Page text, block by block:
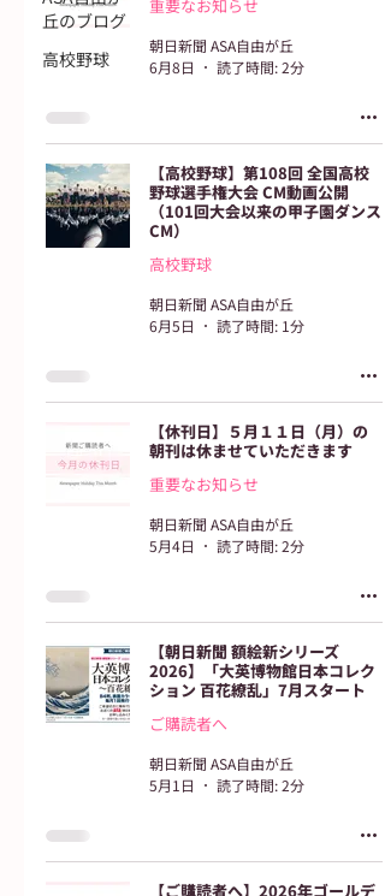
丘のブログ
高校野球
重要なお知らせ
朝日新聞 ASA自由が丘
6月8日
読了時間: 2分
【高校野球】第108回 全国高校
野球選手権大会 CM動画公開
（101回大会以来の甲子園ダンス
CM）
高校野球
朝日新聞 ASA自由が丘
6月5日
読了時間: 1分
【休刊日】５月１１日（月）の
朝刊は休ませていただきます
重要なお知らせ
朝日新聞 ASA自由が丘
5月4日
読了時間: 2分
【朝日新聞 額絵新シリーズ
2026】「大英博物館日本コレク
ション 百花繚乱」7月スタート
ご購読者へ
朝日新聞 ASA自由が丘
5月1日
読了時間: 2分
【ご購読者へ】2026年ゴールデ